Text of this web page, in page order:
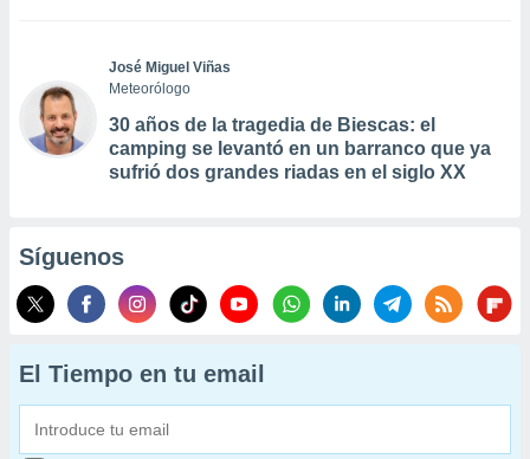
José Miguel Viñas
Meteorólogo
30 años de la tragedia de Biescas: el
camping se levantó en un barranco que ya
sufrió dos grandes riadas en el siglo XX
Síguenos
El Tiempo en tu email